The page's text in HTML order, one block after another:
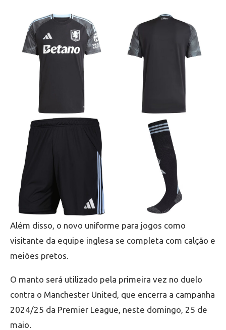
Além disso, o novo uniforme para jogos como
visitante da equipe inglesa se completa com calção e
meiões pretos.
O manto será utilizado pela primeira vez no duelo
contra o Manchester United, que encerra a campanha
2024/25 da Premier League, neste domingo, 25 de
maio.